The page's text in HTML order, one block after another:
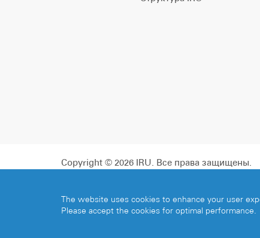
Share
Copyright © 2026 IRU. Все права защищены.
The website uses cookies to enhance your user
Please accept the cookies for optimal performance.